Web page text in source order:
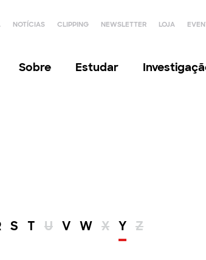
NOTÍCIAS CLIPPING NEWSLETTER LOJA
Sobre Estudar
S T U V W X Y Z